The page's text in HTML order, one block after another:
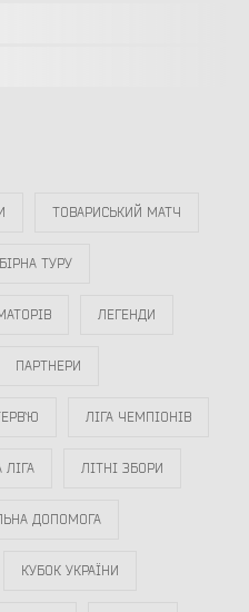
ТОВАРИСЬКИЙ МАТЧ
ТУРУ
ЛЕГЕНДИ
ПАРТНЕРИ
ЛІГА ЧЕМПІОНІВ
ЛІТНІ ЗБОРИ
ДОПОМОГА
КУБОК УКРАЇНИ